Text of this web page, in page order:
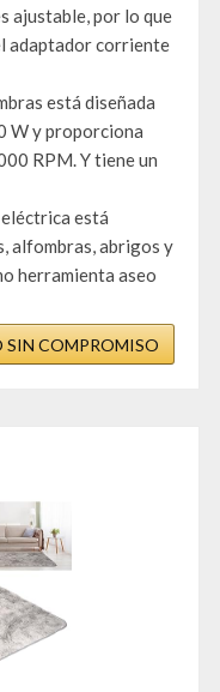
ajustable, por lo que
adaptador corriente
está diseñada
W y proporciona
RPM. Y tiene un
está
alfombras, abrigos y
herramienta aseo
SIN COMPROMISO